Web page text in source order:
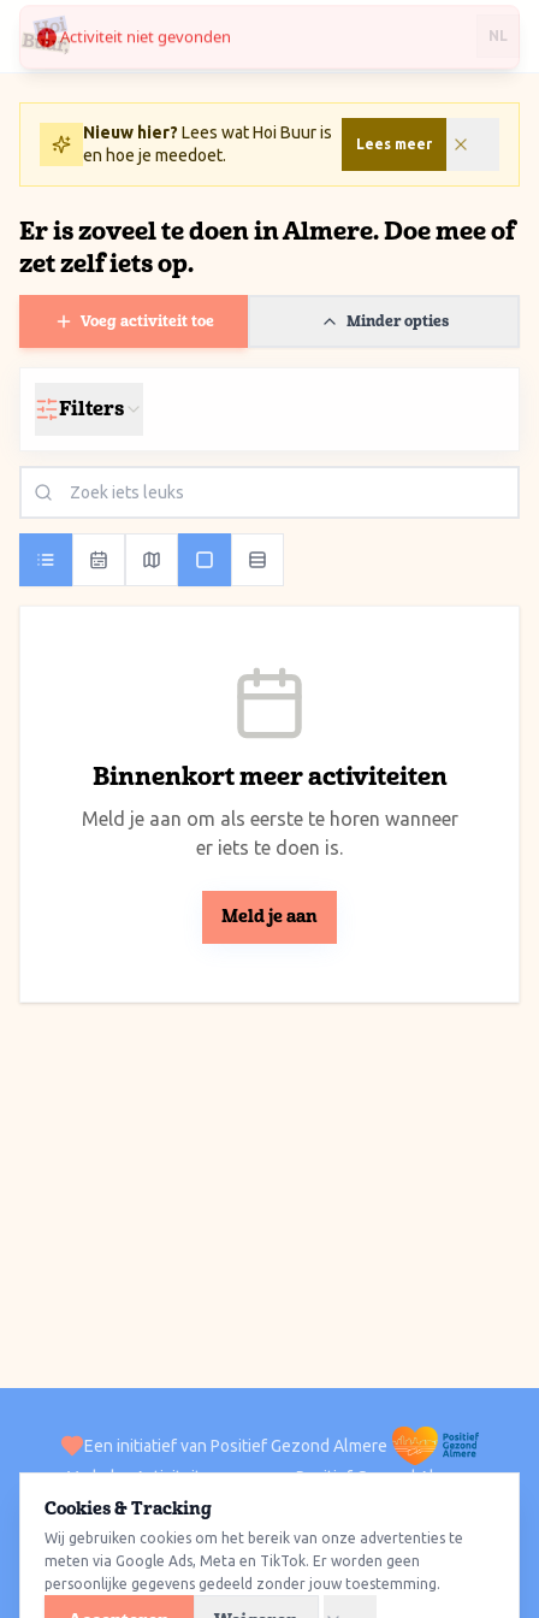
Ga naar inhoud / Skip to content
NL
Nieuw hier? Lees wat Hoi Buur is
en hoe je meedoet.
Lees meer
Er is zoveel te doen in Almere. Doe mee of
zet zelf iets op.
Voeg activiteit toe Minder opties
Filters
Binnenkort meer activiteiten
Meld je aan om als eerste te horen wanneer
er iets te doen is.
Meld je aan
Een initiatief van Positief Gezond Almere
VerhalenActiviteiten Positief Gezond Almere
ACTIVITEITEN PER WIJK
Alle wijkenAlmere HavenAlmere StadAlmere BuitenAlmere Poort
Almere HoutAlmere OosterwoldWat te doen
Cookies & Tracking
Wij gebruiken cookies om het bereik van onze advertenties te
meten via Google Ads, Meta en TikTok. Er worden geen
persoonlijke gegevens gedeeld zonder jouw toestemming.